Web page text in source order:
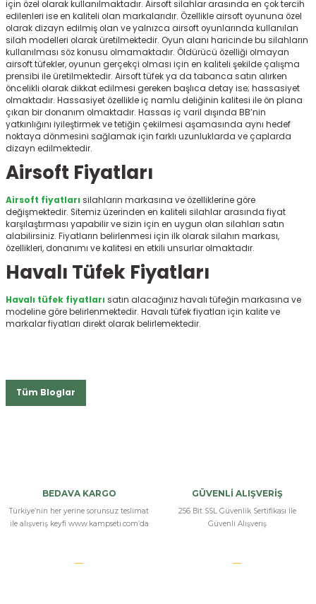
için özel olarak kullanılmaktadır. Airsoft silahlar arasında en çok tercih
edilenleri ise en kaliteli olan markalarıdır. Özellikle airsoft oyununa özel
olarak dizayn edilmiş olan ve yalnızca airsoft oyunlarında kullanılan
silah modelleri olarak üretilmektedir. Oyun alanı haricinde bu silahların
kullanılması söz konusu olmamaktadır. Öldürücü özelliği olmayan
airsoft tüfekler, oyunun gerçekçi olması için en kaliteli şekilde çalışma
prensibi ile üretilmektedir. Airsoft tüfek ya da tabanca satın alırken
öncelikli olarak dikkat edilmesi gereken başlıca detay ise; hassasiyet
olmaktadır. Hassasiyet özellikle iç namlu deliğinin kalitesi ile ön plana
çıkan bir donanım olmaktadır. Hassas iç varil dışında BB’nin
yatkınlığını iyileştirmek ve tetiğin çekilmesi aşamasında aynı hedef
noktaya dönmesini sağlamak için farklı uzunluklarda ve çaplarda
dizayn edilmektedir.
Airsoft Fiyatları
Airsoft fiyatları silahların markasına ve özelliklerine göre
değişmektedir. Sitemiz üzerinden en kaliteli silahlar arasında fiyat
karşılaştırması yapabilir ve sizin için en uygun olan silahları satın
alabilirsiniz. Fiyatların belirlenmesi için ilk olarak silahın markası,
özellikleri, donanımı ve kalitesi en etkili unsurlar olmaktadır.
Havalı Tüfek Fiyatları
Havalı tüfek fiyatları satın alacağınız havalı tüfeğin markasına ve
modeline göre belirlenmektedir. Havalı tüfek fiyatları için kalite ve
markalar fiyatları direkt olarak belirlemektedir.
Tüm Bloglar
BEDAVA KARGO
Türkiye’nin her yerine sorunsuz teslimat
ile alışveriş keyfi www.kampseti.com’da
GÜVENLİ ALIŞVERİŞ
256 Bit SSL Güvenlik Sertifikası İle
Güvenli Alışveriş